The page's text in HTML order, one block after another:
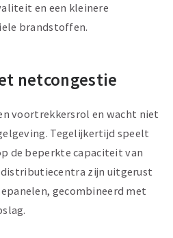
en een kleinere
brandstoffen.
netcongestie
voortrekkersrol en wacht niet
Tegelijkertijd speelt
de beperkte capaciteit van
zijn uitgerust
gecombineerd met